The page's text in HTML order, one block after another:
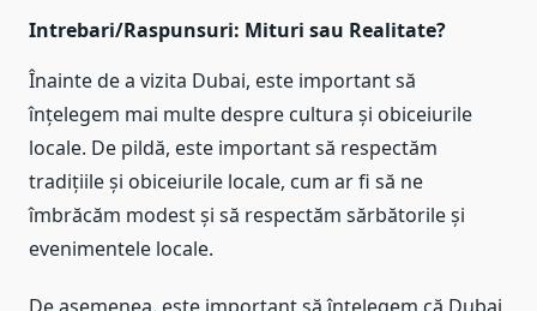
Intrebari/Raspunsuri: Mituri sau Realitate?
Înainte de a vizita Dubai, este important să
înțelegem mai multe despre cultura și obiceiurile
locale. De pildă, este important să respectăm
tradițiile și obiceiurile locale, cum ar fi să ne
îmbrăcăm modest și să respectăm sărbătorile și
evenimentele locale.
De asemenea, este important să înțelegem că Dubai